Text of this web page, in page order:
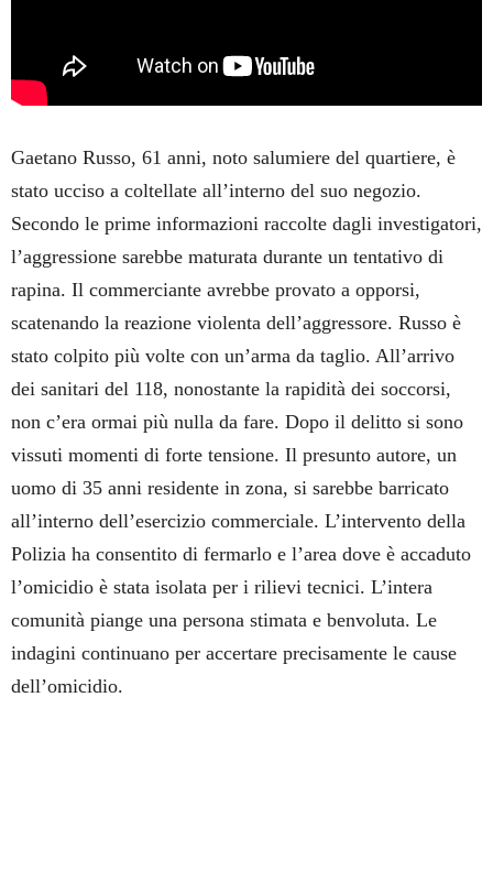
Gaetano Russo, 61 anni, noto salumiere del quartiere, è
stato ucciso a coltellate all’interno del suo negozio.
Secondo le prime informazioni raccolte dagli investigatori,
l’aggressione sarebbe maturata durante un tentativo di
rapina. Il commerciante avrebbe provato a opporsi,
scatenando la reazione violenta dell’aggressore. Russo è
stato colpito più volte con un’arma da taglio. All’arrivo
dei sanitari del 118, nonostante la rapidità dei soccorsi,
non c’era ormai più nulla da fare. Dopo il delitto si sono
vissuti momenti di forte tensione. Il presunto autore, un
uomo di 35 anni residente in zona, si sarebbe barricato
all’interno dell’esercizio commerciale. L’intervento della
Polizia ha consentito di fermarlo e l’area dove è accaduto
l’omicidio è stata isolata per i rilievi tecnici. L’intera
comunità piange una persona stimata e benvoluta. Le
indagini continuano per accertare precisamente le cause
dell’omicidio.